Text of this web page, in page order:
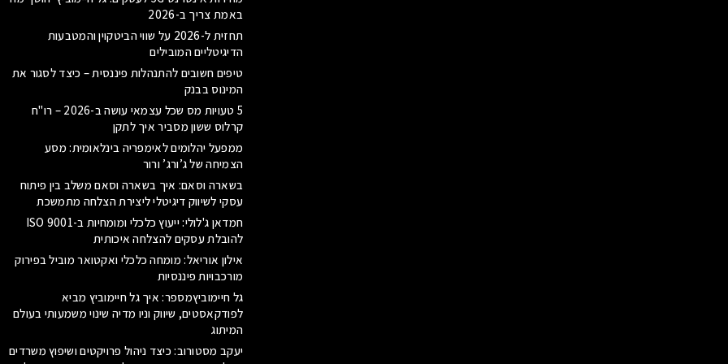
באמת צריך ב-2026
תחזית ל-2026 על שווי הביטקוין והמטבעות
הדיגיטליים המובילים
טיפים חשובים להתנהלות פיננסית – כיצד לסגור את
המינוס בבנק
5 טעויות מס שכל עצמאי עושה ב-2026 – רו"ח
קרלוס ששון מסביר איך לתקן
ממפעל יהלומים לאימפריה בינלאומית: מסע
הצמיחה של ג’ורג’ ורור
בשארה וסאם: איך בשארה וסאם משלב בין פיתוח
עסקי לשיווק דיגיטלי ליצירת הצלחה מתמשכת
חמדאן ג'לולי: ייעוץ כלכלי ומומחיות ב-ISO 9001
להובלת עסקים להצלחה איכותית
אילון אוריאל: מומחה כלכלי ואקטואר מוביל בפירוק
מורכבויות פיננסיות
גל חיימוביץמספר: איך גל חיימוביץ מביא
לפודקאסטים, שיווק וניו מדיה שינוי משמעותי בעולם
המיתוג
יעקב מסטורוב: כיצד ניהול פרויקטים ושיפוץ משרדים